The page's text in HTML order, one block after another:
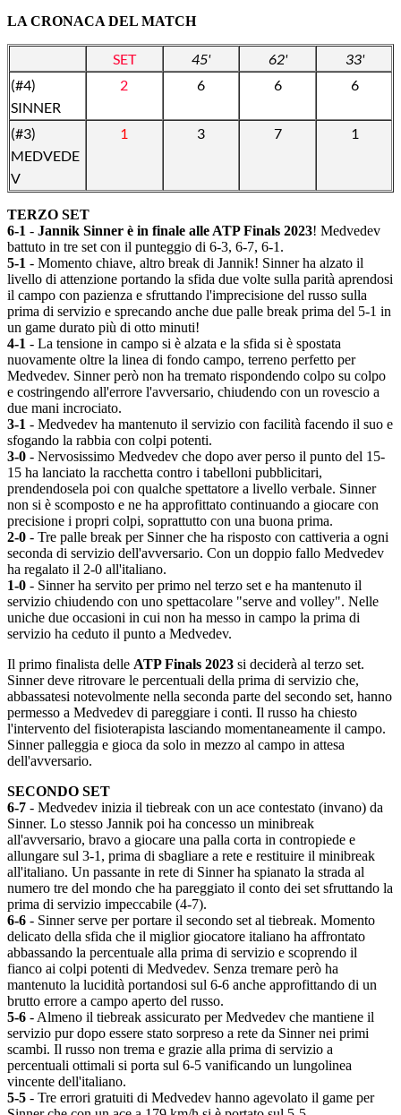
LA CRONACA DEL MATCH
SET 45' 62'
33'
(#4)
SINNER
2 6 6 6
(#3)
MEDVEDE
V
1 3 7 1
TERZO SET
6-1 - Jannik Sinner è in finale alle ATP Finals 2023! Medvedev
battuto in tre set con il punteggio di 6-3, 6-7, 6-1.
5-1 - Momento chiave, altro break di Jannik! Sinner ha alzato il
livello di attenzione portando la sfida due volte sulla parità aprendosi
il campo con pazienza e sfruttando l'imprecisione del russo sulla
prima di servizio e sprecando anche due palle break prima del 5-1 in
un game durato più di otto minuti!
4-1 - La tensione in campo si è alzata e la sfida si è spostata
nuovamente oltre la linea di fondo campo, terreno perfetto per
Medvedev. Sinner però non ha tremato rispondendo colpo su colpo
e costringendo all'errore l'avversario, chiudendo con un rovescio a
due mani incrociato.
3-1 - Medvedev ha mantenuto il servizio con facilità facendo il suo e
sfogando la rabbia con colpi potenti.
3-0 - Nervosissimo Medvedev che dopo aver perso il punto del 15-
15 ha lanciato la racchetta contro i tabelloni pubblicitari,
prendendosela poi con qualche spettatore a livello verbale. Sinner
non si è scomposto e ne ha approfittato continuando a giocare con
precisione i propri colpi, soprattutto con una buona prima.
2-0 - Tre palle break per Sinner che ha risposto con cattiveria a ogni
seconda di servizio dell'avversario. Con un doppio fallo Medvedev
ha regalato il 2-0 all'italiano.
1-0 - Sinner ha servito per primo nel terzo set e ha mantenuto il
servizio chiudendo con uno spettacolare "serve and volley". Nelle
uniche due occasioni in cui non ha messo in campo la prima di
servizio ha ceduto il punto a Medvedev.
Il primo finalista delle ATP Finals 2023 si deciderà al terzo set.
Sinner deve ritrovare le percentuali della prima di servizio che,
abbassatesi notevolmente nella seconda parte del secondo set, hanno
permesso a Medvedev di pareggiare i conti. Il russo ha chiesto
l'intervento del fisioterapista lasciando momentaneamente il campo.
Sinner palleggia e gioca da solo in mezzo al campo in attesa
dell'avversario.
SECONDO SET
6-7 - Medvedev inizia il tiebreak con un ace contestato (invano) da
Sinner. Lo stesso Jannik poi ha concesso un minibreak
all'avversario, bravo a giocare una palla corta in contropiede e
allungare sul 3-1, prima di sbagliare a rete e restituire il minibreak
all'italiano. Un passante in rete di Sinner ha spianato la strada al
numero tre del mondo che ha pareggiato il conto dei set sfruttando la
prima di servizio impeccabile (4-7).
6-6 - Sinner serve per portare il secondo set al tiebreak. Momento
delicato della sfida che il miglior giocatore italiano ha affrontato
abbassando la percentuale alla prima di servizio e scoprendo il
fianco ai colpi potenti di Medvedev. Senza tremare però ha
mantenuto la lucidità portandosi sul 6-6 anche approfittando di un
brutto errore a campo aperto del russo.
5-6 - Almeno il tiebreak assicurato per Medvedev che mantiene il
servizio pur dopo essere stato sorpreso a rete da Sinner nei primi
scambi. Il russo non trema e grazie alla prima di servizio a
percentuali ottimali si porta sul 6-5 vanificando un lungolinea
vincente dell'italiano.
5-5 - Tre errori gratuiti di Medvedev hanno agevolato il game per